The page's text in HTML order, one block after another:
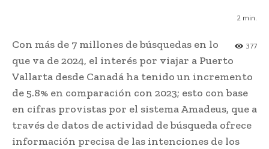
2 min.
377
Con más de 7 millones de búsquedas en lo
que va de 2024, el interés por viajar a Puerto
Vallarta desde Canadá ha tenido un incremento
de 5.8% en comparación con 2023; esto con base
en cifras provistas por el sistema Amadeus, que a
través de datos de actividad de búsqueda ofrece
información precisa de las intenciones de los